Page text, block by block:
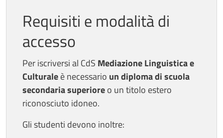
Requisiti e modalità di
accesso
Per iscriversi al CdS Mediazione Linguistica e
Culturaleè necessario un diploma di scuola
secondaria superioreo un titolo estero
riconosciuto idoneo.
Gli studenti devono inoltre: